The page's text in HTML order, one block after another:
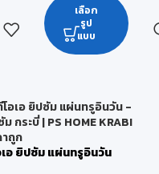
ที่มีคุณสมบัติเด่นในเรื่อง
องการดูดซับความชื้น มีความ
ดหยุ่นได้ดี เป็นวัสดุทนไฟ และยัง
มรับจากผู้ใช้งานเป็นอย่างดี
เลือก
รูป
แบบ
เอ ยิปซัม แผ่นทรูอินวัน